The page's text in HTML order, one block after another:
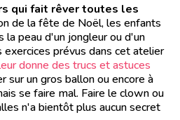
qui fait rêver toutes les
de la fête de Noël, les enfants
la peau d'un jongleur ou d'un
prévus dans cet atelier
donne des trucs et astuces
sur un gros ballon ou encore à
se faire mal. Faire le clown ou
n'a bientôt plus aucun secret